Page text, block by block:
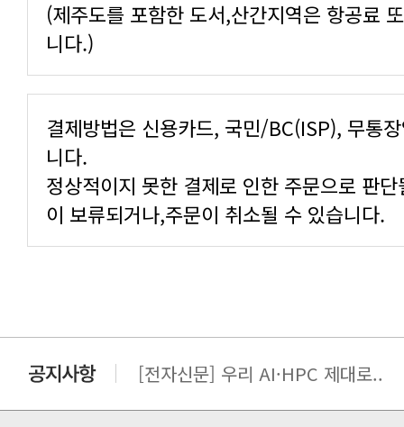
니다.)
니다.
이 보류되거나,주문이 취소될 수 있습니다.
[전자신문] 우리 AI·HPC 제대로..